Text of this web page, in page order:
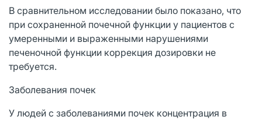
В сравнительном исследовании было показано, что
при сохраненной почечной функции у пациентов с
умеренными и выраженными нарушениями
печеночной функции коррекция дозировки не
требуется.
Заболевания почек
У людей с заболеваниями почек концентрация в